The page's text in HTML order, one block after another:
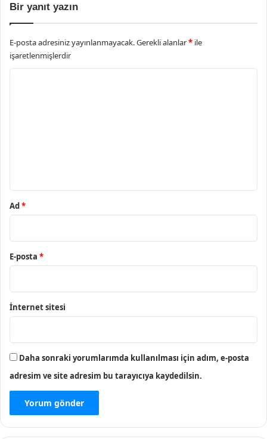
Bir yanıt yazın
E-posta adresiniz yayınlanmayacak.Gerekli alanlar* ile
işaretlenmişlerdir
Ad*
E-posta *
İnternet sitesi
Daha sonraki yorumlarımda kullanılması için adım, e-posta
adresim ve site adresim bu tarayıcıya kaydedilsin.